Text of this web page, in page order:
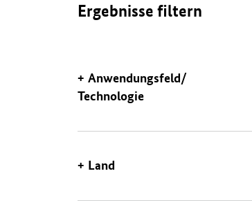
Ergebnisse filtern
Anwendungsfeld/
Technologie
Land